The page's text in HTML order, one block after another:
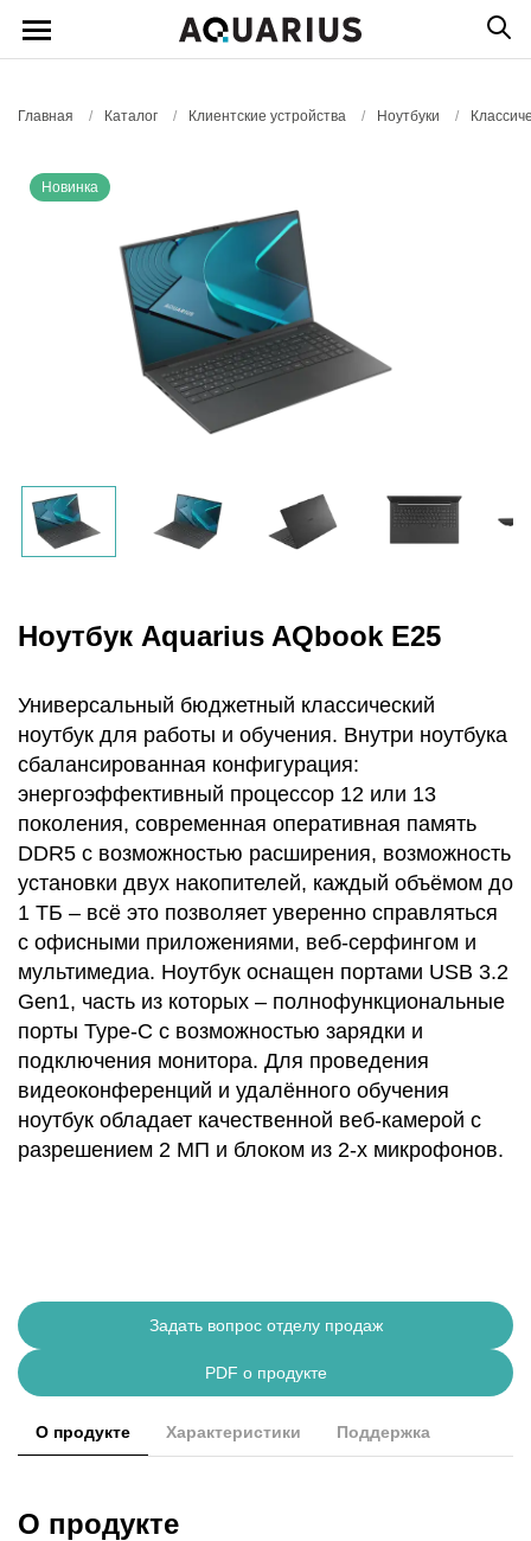
Главная / Каталог / Клиентские устройства / Ноутбуки /
Новинка
Ноутбук Aquarius AQbook E25
Универсальный бюджетный классический
ноутбук для работы и обучения. Внутри ноутбука
сбалансированная конфигурация:
энергоэффективный процессор 12 или 13
поколения, современная оперативная память
DDR5 с возможностью расширения, возможность
установки двух накопителей, каждый объёмом до
1 ТБ – всё это позволяет уверенно справляться
с офисными приложениями, веб-серфингом и
мультимедиа. Ноутбук оснащен портами USB 3.2
Gen1, часть из которых – полнофункциональные
порты Type-C с возможностью зарядки и
подключения монитора. Для проведения
видеоконференций и удалённого обучения
ноутбук обладает качественной веб-камерой с
разрешением 2 МП и блоком из 2-х микрофонов.
Задать вопрос отделу продаж
PDF о продукте
О продукте Характеристики Поддержка
О продукте